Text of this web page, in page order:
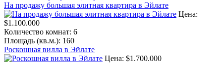
На продажу большая элитная квартира в Эйлате
Цена:
$1.100.000
Количество комнат: 6
Площадь (кв.м.): 160
Роскошная вилла в Эйлате
Цена: $1.700.000